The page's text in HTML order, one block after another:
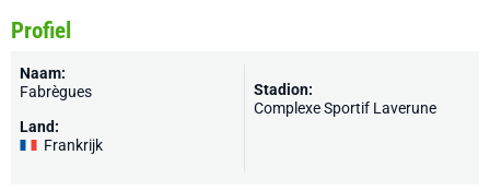
Profiel
Naam:
Fabrègues
Land:
Frankrijk
Stadion:
Complexe Sportif Laverune